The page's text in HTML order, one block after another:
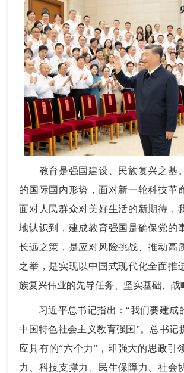
教育是强国建设、民族复兴之基
的国际国内形势，面对新一轮科技革
面对人民群众对美好生活的新期待，
地认识到，建成教育强国是确保党的
长远之策，是应对风险挑战、推动高
之举，是实现以中国式现代化全面推
族复兴伟业的先导任务、坚实基础、战
习近平总书记指出：“我们要建成
中国特色社会主义教育强国”。总书记
应具有的“六个力”，即强大的思政引
力、科技支撑力、民生保障力、社会